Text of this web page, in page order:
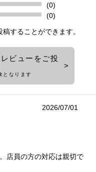
(0)
(0)
することができます。
ビューをご投
となります
2026/07/01
店員の方の対応は親切で